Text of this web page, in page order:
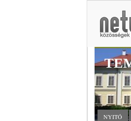
NYITÓ